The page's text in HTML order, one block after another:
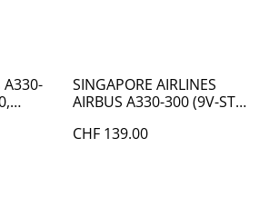
SINGAPORE AIRLINES
AIRBUS A330-300 (9V-STU)
CHF 139.00